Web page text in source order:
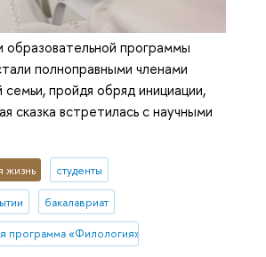
образовательной программы
полноправными членами
семьи, пройдя обряд инициации,
сказка встретилась с научными
жизнь студенты
бакалавриат
программа «Филология»